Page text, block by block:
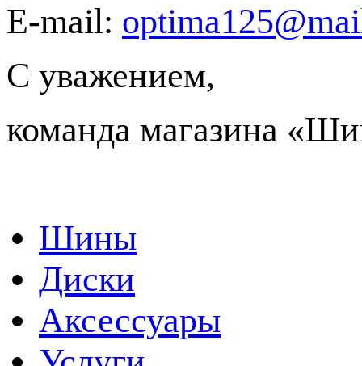
E-mail:
С уважением,
команда магазина
Шины
Диски
Аксессуары